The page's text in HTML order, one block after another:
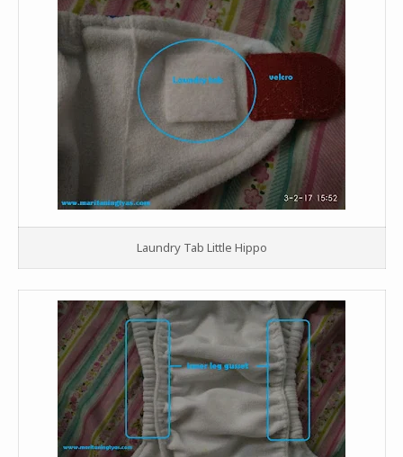
Laundry Tab Little Hippo